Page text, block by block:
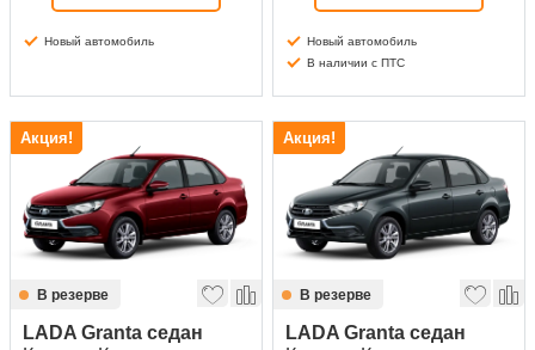
Новый автомобиль
Новый автомобиль
В наличии с ПТС
Акция!
В резерве
LADA Granta седан
Акция!
В резерве
LADA Granta седан